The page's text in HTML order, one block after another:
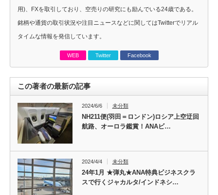
用)、FXを取引しており、空売りの研究にも励んでいる24歳である。
銘柄や通貨の取引状況や注目ニュースなどに関してはTwitterでリアル
タイムな情報を発信しています。
WEB Twitter Facebook
この著者の最新の記事
2024/6/6 未分類
NH211便(羽田＝ロンドン)ロシア上空迂回
航路、オーロラ鑑賞！ANAビ…
2024/4/4 未分類
24年1月 ★弾丸★ANA特典ビジネスクラ
スで行くジャカルタ/インドネシ…